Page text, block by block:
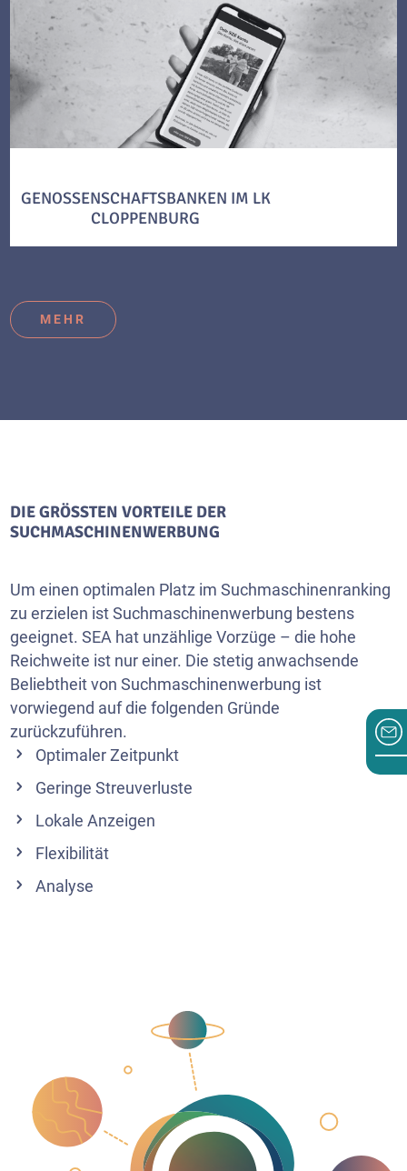
GENOSSENSCHAFTSBANKEN IM LK
CLOPPENBURG
MEHR
DIE GRÖSSTEN VORTEILE DER S
UCHMASCHINENWERBUNG
Um einen optimalen Platz im Suchmaschinenranking
zu erzielen ist Suchmaschinenwerbung bestens
geeignet. SEA hat unzählige Vorzüge – die hohe
Reichweite ist nur einer. Die stetig anwachsende
Beliebtheit von Suchmaschinenwerbung ist
vorwiegend auf die folgenden Gründe
zurückzuführen.
Optimaler Zeitpunkt
Geringe Streuverluste
Lokale Anzeigen
Flexibilität
Analyse